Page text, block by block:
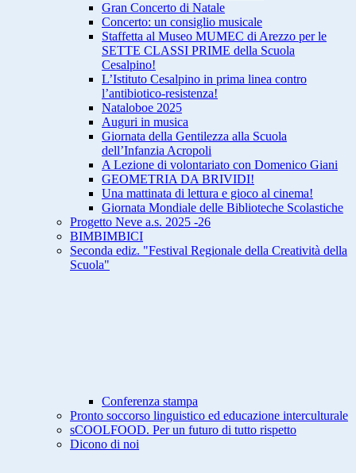
Gran Concerto di Natale
Concerto: un consiglio musicale
Staffetta al Museo MUMEC di Arezzo per le
SETTE CLASSI PRIME della Scuola
Cesalpino!
L’Istituto Cesalpino in prima linea contro
l’antibiotico-resistenza!
Nataloboe 2025
Auguri in musica
Giornata della Gentilezza alla Scuola
dell’Infanzia Acropoli
A Lezione di volontariato con Domenico Giani
GEOMETRIA DA BRIVIDI!
Una mattinata di lettura e gioco al cinema!
Giornata Mondiale delle Biblioteche Scolastiche
Progetto Neve a.s. 2025 -26
BIMBIMBICI
Seconda ediz. "Festival Regionale della Creatività della
Scuola"
Conferenza stampa
Pronto soccorso linguistico ed educazione interculturale
sCOOLFOOD. Per un futuro di tutto rispetto
Dicono di noi